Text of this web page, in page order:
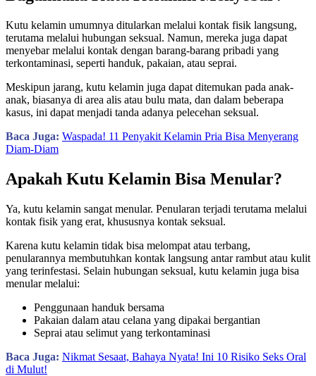
Kutu kelamin umumnya ditularkan melalui kontak fisik langsung,
terutama melalui hubungan seksual. Namun, mereka juga dapat
menyebar melalui kontak dengan barang-barang pribadi yang
terkontaminasi, seperti handuk, pakaian, atau seprai.
Meskipun jarang, kutu kelamin juga dapat ditemukan pada anak-
anak, biasanya di area alis atau bulu mata, dan dalam beberapa
kasus, ini dapat menjadi tanda adanya pelecehan seksual.
Baca Juga: Waspada! 11 Penyakit Kelamin Pria Bisa Menyerang
Diam-Diam
Apakah Kutu Kelamin Bisa Menular?
Ya, kutu kelamin sangat menular. Penularan terjadi terutama melalui
kontak fisik yang erat, khususnya kontak seksual.
Karena kutu kelamin tidak bisa melompat atau terbang,
penularannya membutuhkan kontak langsung antar rambut atau kulit
yang terinfestasi. Selain hubungan seksual, kutu kelamin juga bisa
menular melalui:
Penggunaan handuk bersama
Pakaian dalam atau celana yang dipakai bergantian
Seprai atau selimut yang terkontaminasi
Baca Juga: Nikmat Sesaat, Bahaya Nyata! Ini 10 Risiko Seks Oral
di Mulut!